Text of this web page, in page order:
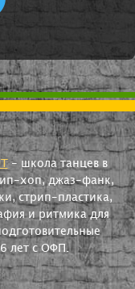
- школа танцев в
хоп, джаз-фанк,
стрип-пластика,
и ритмика для
лет с ОФП.